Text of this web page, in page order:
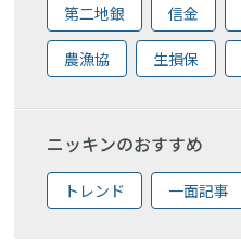
第二地銀 信金
農漁協 生損保
ニッキンのおすすめ
トレンド 一面記事